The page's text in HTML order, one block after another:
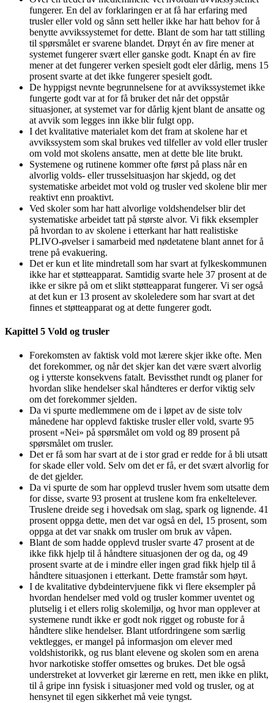
fungerer. En del av forklaringen er at få har erfaring med
trusler eller vold og sånn sett heller ikke har hatt behov for å
benytte avvikssystemet for dette. Blant de som har tatt stilling
til spørsmålet er svarene blandet. Drøyt én av fire mener at
systemet fungerer svært eller ganske godt. Knapt én av fire
mener at det fungerer verken spesielt godt eler dårlig, mens 15
prosent svarte at det ikke fungerer spesielt godt.
De hyppigst nevnte begrunnelsene for at avvikssystemet ikke
fungerte godt var at for få bruker det når det oppstår
situasjoner, at systemet var for dårlig kjent blant de ansatte og
at avvik som legges inn ikke blir fulgt opp.
I det kvalitative materialet kom det fram at skolene har et
avvikssystem som skal brukes ved tilfeller av vold eller trusler
om vold mot skolens ansatte, men at dette ble lite brukt.
Systemene og rutinene kommer ofte først på plass når en
alvorlig volds- eller trusselsituasjon har skjedd, og det
systematiske arbeidet mot vold og trusler ved skolene blir mer
reaktivt enn proaktivt.
Ved skoler som har hatt alvorlige voldshendelser blir det
systematiske arbeidet tatt på største alvor. Vi fikk eksempler
på hvordan to av skolene i etterkant har hatt realistiske
PLIVO-øvelser i samarbeid med nødetatene blant annet for å
trene på evakuering.
Det er kun et lite mindretall som har svart at fylkeskommunen
ikke har et støtteapparat. Samtidig svarte hele 37 prosent at de
ikke er sikre på om et slikt støtteapparat fungerer. Vi ser også
at det kun er 13 prosent av skoleledere som har svart at det
finnes et støtteapparat og at dette fungerer godt.
Kapittel 5 Vold og trusler
Forekomsten av faktisk vold mot lærere skjer ikke ofte. Men
det forekommer, og når det skjer kan det være svært alvorlig
og i ytterste konsekvens fatalt. Bevissthet rundt og planer for
hvordan slike hendelser skal håndteres er derfor viktig selv
om det forekommer sjelden.
Da vi spurte medlemmene om de i løpet av de siste tolv
månedene har opplevd faktiske trusler eller vold, svarte 95
prosent «Nei» på spørsmålet om vold og 89 prosent på
spørsmålet om trusler.
Det er få som har svart at de i stor grad er redde for å bli utsatt
for skade eller vold. Selv om det er få, er det svært alvorlig for
de det gjelder.
Da vi spurte de som har opplevd trusler hvem som utsatte dem
for disse, svarte 93 prosent at truslene kom fra enkeltelever.
Truslene dreide seg i hovedsak om slag, spark og lignende. 41
prosent oppga dette, men det var også en del, 15 prosent, som
oppga at det var snakk om trusler om bruk av våpen.
Blant de som hadde opplevd trusler svarte 47 prosent at de
ikke fikk hjelp til å håndtere situasjonen der og da, og 49
prosent svarte at de i mindre eller ingen grad fikk hjelp til å
håndtere situasjonen i etterkant. Dette framstår som høyt.
I de kvalitative dybdeintervjuene fikk vi flere eksempler på
hvordan hendelser med vold og trusler kommer uventet og
plutselig i et ellers rolig skolemiljø, og hvor man opplever at
systemene rundt ikke er godt nok rigget og robuste for å
håndtere slike hendelser. Blant utfordringene som særlig
vektlegges, er mangel på informasjon om elever med
voldshistorikk, og rus blant elevene og skolen som en arena
hvor narkotiske stoffer omsettes og brukes. Det ble også
understreket at lovverket gir lærerne en rett, men ikke en plikt,
til å gripe inn fysisk i situasjoner med vold og trusler, og at
hensynet til egen sikkerhet må veie tyngst.